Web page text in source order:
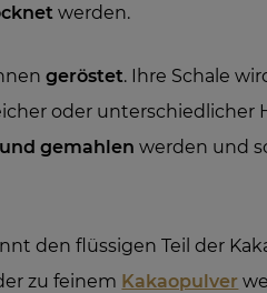
werden.
geröstet. Ihre Schale
oder
gemahlen werden und
den flüssigen Teil der
zu feinem Kakaopulver